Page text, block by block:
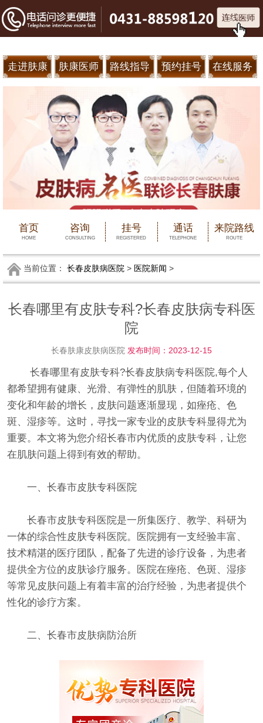
走进肤康 肤康医师 路线指导 预约挂号 在线服务
首页
HOME
咨询
CONSULTING
挂号
REGISTERED
通话
TELEPHONE
来院路线
ROUTE
当前位置： 长春皮肤病医院> 医院新闻 >
长春哪里有皮肤专科?长春皮肤病专科医
院
长春肤康皮肤病医院 发布时间：2023-12-15
长春哪里有皮肤专科?长春皮肤病专科医院,每个人
都希望拥有健康、光滑、有弹性的肌肤，但随着环境的
变化和年龄的增长，皮肤问题逐渐显现，如痤疮、色
斑、湿疹等。这时，寻找一家专业的皮肤专科显得尤为
重要。本文将为您介绍长春市内优质的皮肤专科，让您
在肌肤问题上得到有效的帮助。
一、长春市皮肤专科医院
长春市皮肤专科医院是一所集医疗、教学、科研为
一体的综合性皮肤专科医院。医院拥有一支经验丰富、
技术精湛的医疗团队，配备了先进的诊疗设备，为患者
提供全方位的皮肤诊疗服务。医院在痤疮、色斑、湿疹
等常见皮肤问题上有着丰富的治疗经验，为患者提供个
性化的诊疗方案。
二、长春市皮肤病防治所